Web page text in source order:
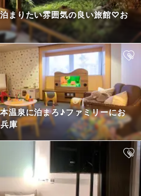
まりたい雰囲気の良い旅館♡お
温泉に泊まろ♪ファミリーにお
庫